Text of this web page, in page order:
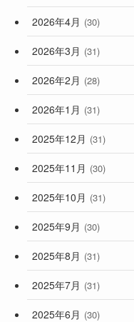
2026年4月 (30)
2026年3月 (31)
2026年2月 (28)
2026年1月 (31)
2025年12月 (31)
2025年11月 (30)
2025年10月 (31)
2025年9月 (30)
2025年8月 (31)
2025年7月 (31)
2025年6月 (30)